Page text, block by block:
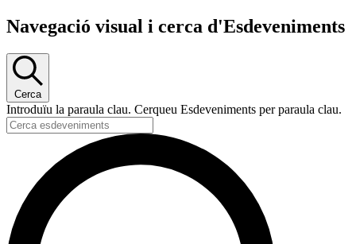
Navegació visual i cerca d'Esdeveniments
Cerca
Introduïu la paraula clau. Cerqueu Esdeveniments per paraula clau.